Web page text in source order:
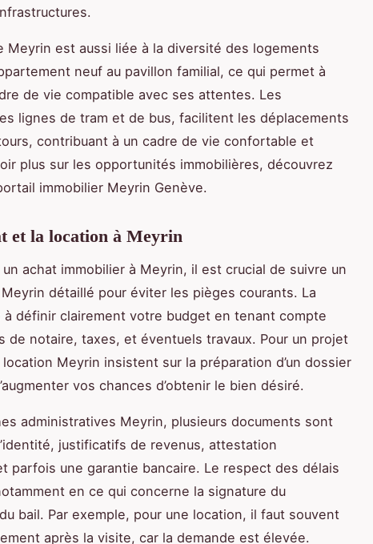
Meyrin est aussi liée à la diversité des logements
neuf au pavillon familial, ce qui permet à
de vie compatible avec ses attentes. Les
lignes de tram et de bus, facilitent les déplacements
contribuant à un cadre de vie confortable et
plus sur les opportunités immobilières, découvrez
immobilier Meyrin Genève.
et la location à Meyrin
achat immobilier à Meyrin, il est crucial de suivre un
Meyrin détaillé pour éviter les pièges courants. La
définir clairement votre budget en tenant compte
de notaire, taxes, et éventuels travaux. Pour un projet
Meyrin insistent sur la préparation d’un dossier
vos chances d’obtenir le bien désiré.
administratives Meyrin, plusieurs documents sont
justificatifs de revenus, attestation
parfois une garantie bancaire. Le respect des délais
en ce qui concerne la signature du
bail. Par exemple, pour une location, il faut souvent
après la visite, car la demande est élevée.